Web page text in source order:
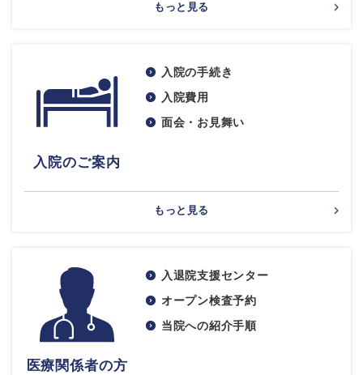
もっと見る
入院のご案内
入院の手続き
入院費用
面会・お見舞い
もっと見る
医療関係者の方
入退院支援センター
オープン検査予約
当院への紹介手順